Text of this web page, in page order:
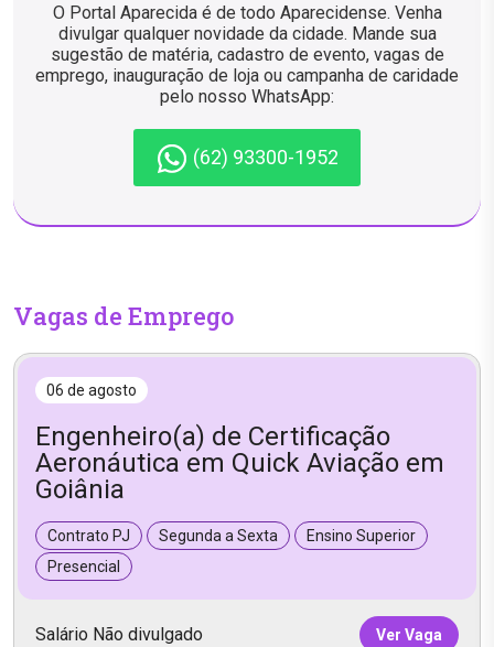
O Portal Aparecida é de todo Aparecidense. Venha
divulgar qualquer novidade da cidade. Mande sua
sugestão de matéria, cadastro de evento, vagas de
emprego, inauguração de loja ou campanha de caridade
pelo nosso WhatsApp:
(62) 93300-1952
Vagas de Emprego
06 de agosto
Engenheiro(a) de Certificação
Aeronáutica em Quick Aviação em
Goiânia
Contrato PJ Segunda a Sexta
Ensino Superior
Presencial
Salário Não divulgado Ver Vaga